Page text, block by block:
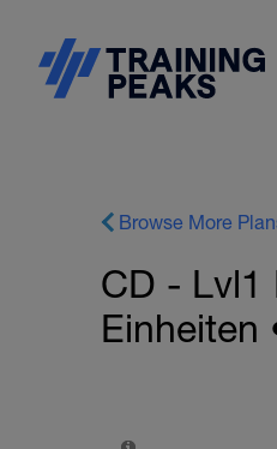
Browse More
CD - Lvl1
Einheiten